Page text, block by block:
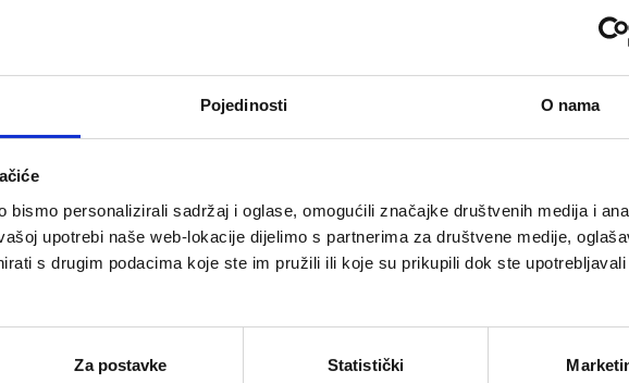
Pojedinosti O nama
bismo personalizirali sadržaj i oglase, omogućili značajke društvenih medija i
upotrebi naše web-lokacije dijelimo s partnerima za društvene medije,
s drugim podacima koje ste im pružili ili koje su prikupili dok ste
Za postavke Statistički